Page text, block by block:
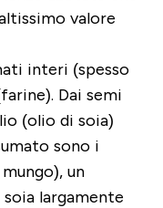
valore
interi (spesso
Dai semi
(olio di soia)
sono i
un
largamente